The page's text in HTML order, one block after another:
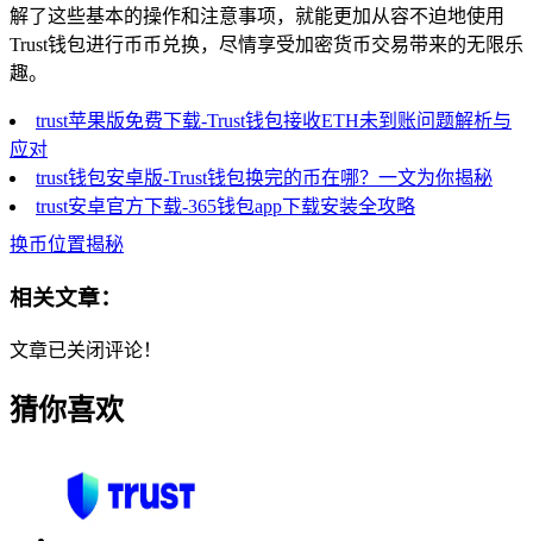
解了这些基本的操作和注意事项，就能更加从容不迫地使用
Trust钱包进行币币兑换，尽情享受加密货币交易带来的无限乐
趣。
trust苹果版免费下载-Trust钱包接收ETH未到账问题解析与
应对
trust钱包安卓版-Trust钱包换完的币在哪？一文为你揭秘
trust安卓官方下载-365钱包app下载安装全攻略
换币位置揭秘
相关文章：
文章已关闭评论！
猜你喜欢